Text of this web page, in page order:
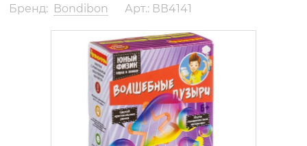
Бренд: Bondibon Арт.: ВВ4141